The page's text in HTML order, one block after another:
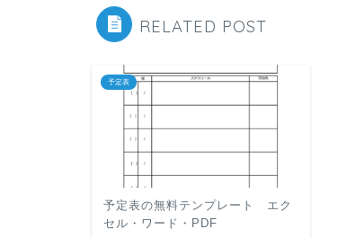
RELATED POST
予定表
予定表の無料テンプレート エク
セル・ワード・PDF